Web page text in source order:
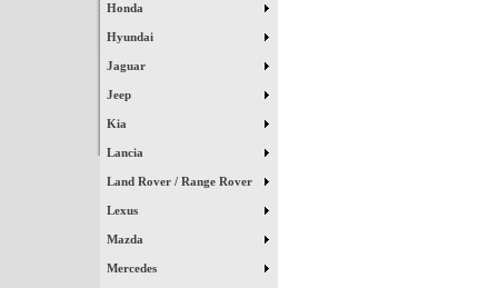
Honda
Hyundai
Jaguar
Jeep
Kia
Lancia
Land Rover / Range Rover
Lexus
Mazda
Mercedes